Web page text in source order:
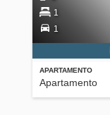
APARTAMENTO
Apartamento
1
1